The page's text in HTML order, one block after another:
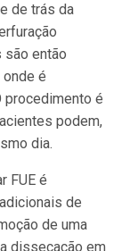
de trás da
então
onde é
procedimento é
podem,
dia.
FUE é
de
de uma
dissecação em